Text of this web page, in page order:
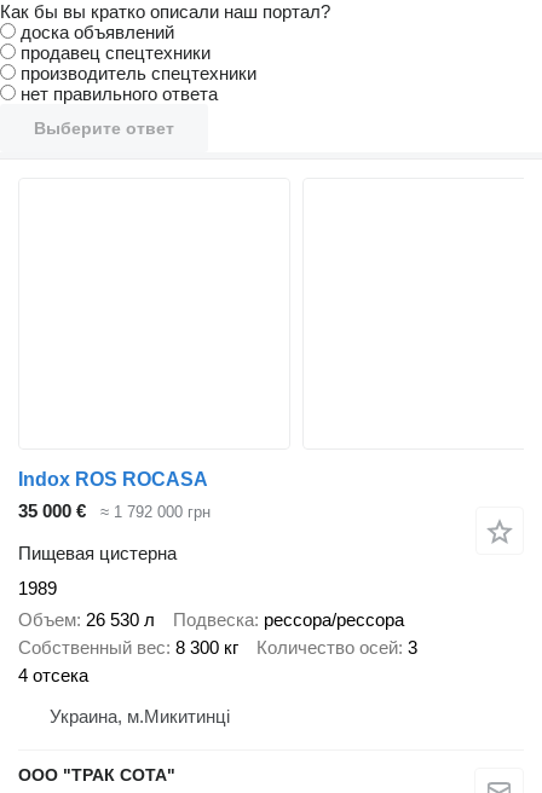
Как бы вы кратко описали наш портал?
доска объявлений
продавец спецтехники
производитель спецтехники
нет правильного ответа
Выберите ответ
Indox ROS ROCASA
35 000 €
≈ 1 792 000 грн
Пищевая цистерна
1989
Объем 26 530 л Подвеска рессора/рессора
Собственный вес 8 300 кг Количество осей 3
4 отсека
Украина, м.Микитинці
ООО "ТРАК СОТА"